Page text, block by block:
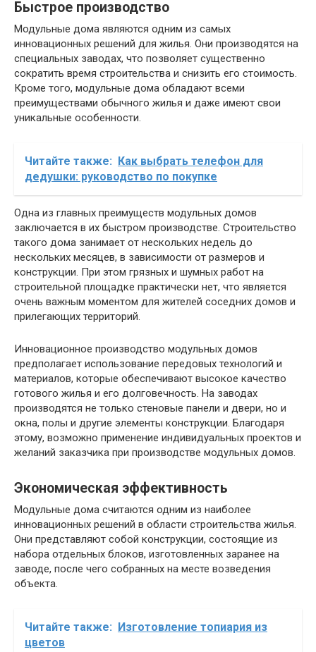
Быстрое производство
Модульные дома являются одним из самых
инновационных решений для жилья. Они производятся на
специальных заводах, что позволяет существенно
сократить время строительства и снизить его стоимость.
Кроме того, модульные дома обладают всеми
преимуществами обычного жилья и даже имеют свои
уникальные особенности.
Читайте также: Как выбрать телефон для
дедушки: руководство по покупке
Одна из главных преимуществ модульных домов
заключается в их быстром производстве. Строительство
такого дома занимает от нескольких недель до
нескольких месяцев, в зависимости от размеров и
конструкции. При этом грязных и шумных работ на
строительной площадке практически нет, что является
очень важным моментом для жителей соседних домов и
прилегающих территорий.
Инновационное производство модульных домов
предполагает использование передовых технологий и
материалов, которые обеспечивают высокое качество
готового жилья и его долговечность. На заводах
производятся не только стеновые панели и двери, но и
окна, полы и другие элементы конструкции. Благодаря
этому, возможно применение индивидуальных проектов и
желаний заказчика при производстве модульных домов.
Экономическая эффективность
Модульные дома считаются одним из наиболее
инновационных решений в области строительства жилья.
Они представляют собой конструкции, состоящие из
набора отдельных блоков, изготовленных заранее на
заводе, после чего собранных на месте возведения
объекта.
Читайте также: Изготовление топиария из
цветов